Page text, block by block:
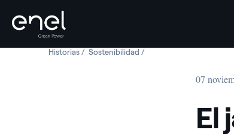
Saltar al contenido
HistoriasEl jardín de Chinampas
Sostenibilidad El jardín de Chinampas
07
El